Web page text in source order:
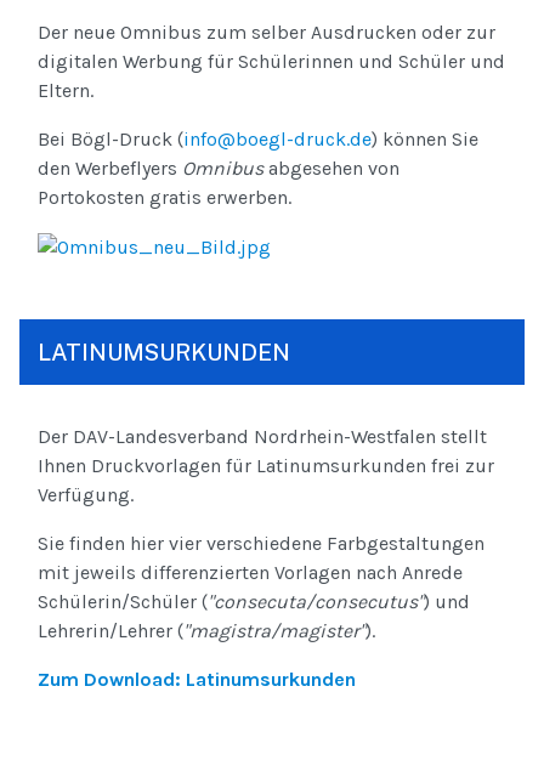
Der neue Omnibus zum selber Ausdrucken oder zur
digitalen Werbung für Schülerinnen und Schüler und
Eltern.
Bei Bögl-Druck (info@boegl-druck.de) können Sie
den Werbeflyers Omnibusabgesehen von
Portokosten gratis erwerben.
LATINUMSURKUNDEN
Der DAV-Landesverband Nordrhein-Westfalen stellt
Ihnen Druckvorlagen für Latinumsurkunden frei zur
Verfügung.
Sie finden hier vier verschiedene Farbgestaltungen
mit jeweils differenzierten Vorlagen nach Anrede
Schülerin/Schüler ("consecuta/consecutus") und
Lehrerin/Lehrer ("magistra/magister").
Zum Download: Latinumsurkunden